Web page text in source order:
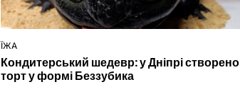
ОПУБЛІКУВАТИ
У
ЇЖА
Кондитерський шедевр: у Дніпрі створено
торт у формі Беззубика